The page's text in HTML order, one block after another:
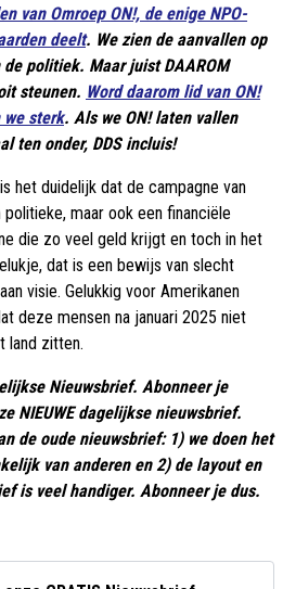
van Omroep ON!, de enige NPO-
deelt. We zien de aanvallen op
politiek. Maar juist DAAROM
steunen. Word daarom lid van ON!
we sterk. Als we ON! laten vallen
ten onder, DDS incluis!
het duidelijk dat de campagne van
politieke, maar ook een financiële
die zo veel geld krijgt en toch in het
dat is een bewijs van slecht
visie. Gelukkig voor Amerikanen
deze mensen na januari 2025 niet
land zitten.
Nieuwsbrief. Abonneer je
NIEUWE dagelijkse nieuwsbrief.
de oude nieuwsbrief: 1) we doen het
van anderen en 2) de layout en
is veel handiger. Abonneer je dus.